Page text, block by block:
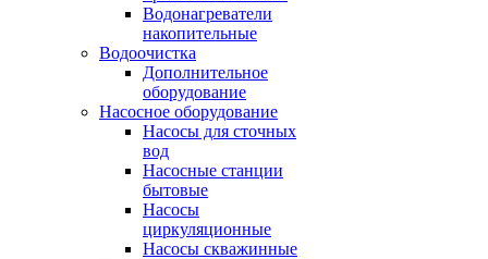
Водонагреватели
накопительные
Водоочистка
Дополнительное
оборудование
Насосное оборудование
Насосы для сточных
вод
Насосные станции
бытовые
Насосы
циркуляционные
Насосы скважинные